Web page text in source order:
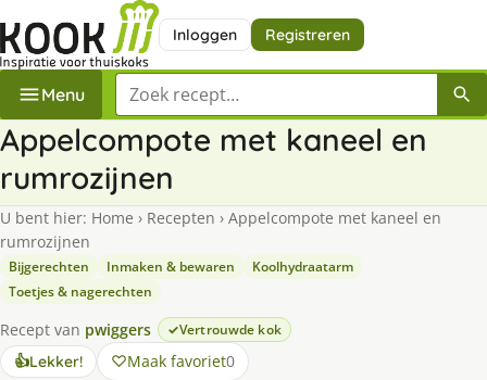
Inloggen Registreren
Menu Zoek een recept
Appelcompote met kaneel en
rumrozijnen
U bent hier: Home › Recepten › Appelcompote met kaneel en
rumrozijnen
Bijgerechten Inmaken & bewaren
Koolhydraatarm
Toetjes & nagerechten
Recept van pwiggers Vertrouwde kok
👍Lekker! Maak favoriet0